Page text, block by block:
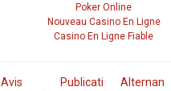
Poker Online
Nouveau Casino En Ligne
Casino En Ligne Fiable
Avis PublicationsAlternance